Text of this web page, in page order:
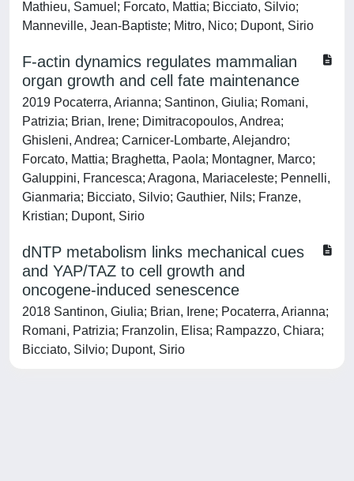
Mathieu, Samuel; Forcato, Mattia; Bicciato, Silvio;
Manneville, Jean-Baptiste; Mitro, Nico; Dupont, Sirio
F-actin dynamics regulates mammalian
organ growth and cell fate maintenance
2019 Pocaterra, Arianna; Santinon, Giulia; Romani,
Patrizia; Brian, Irene; Dimitracopoulos, Andrea;
Ghisleni, Andrea; Carnicer-Lombarte, Alejandro;
Forcato, Mattia; Braghetta, Paola; Montagner, Marco;
Galuppini, Francesca; Aragona, Mariaceleste; Pennelli,
Gianmaria; Bicciato, Silvio; Gauthier, Nils; Franze,
Kristian; Dupont, Sirio
dNTP metabolism links mechanical cues
and YAP/TAZ to cell growth and
oncogene-induced senescence
2018 Santinon, Giulia; Brian, Irene; Pocaterra, Arianna;
Romani, Patrizia; Franzolin, Elisa; Rampazzo, Chiara;
Bicciato, Silvio; Dupont, Sirio